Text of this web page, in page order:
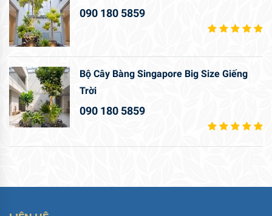
090 180 5859
Bộ Cây Bàng Singapore Big Size Giếng
Trời
090 180 5859